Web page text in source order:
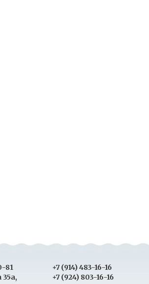
81
+7 (914) 483-16-16
+7 (924) 803-16-16